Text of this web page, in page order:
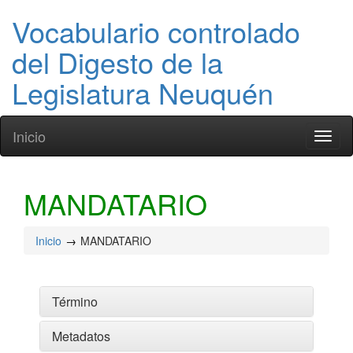
Vocabulario controlado
del Digesto de la
Legislatura Neuquén
Inicio
MANDATARIO
Inicio MANDATARIO
Término
Metadatos